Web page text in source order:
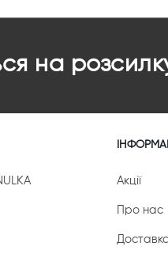
на
Акції
Про нас